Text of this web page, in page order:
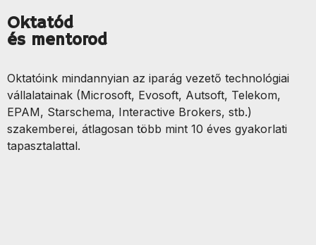
Oktatód
és mentorod
Oktatóink mindannyian az iparág vezető technológiai
vállalatainak (Microsoft, Evosoft, Autsoft, Telekom,
EPAM, Starschema, Interactive Brokers, stb.)
szakemberei, átlagosan több mint 10 éves gyakorlati
tapasztalattal.